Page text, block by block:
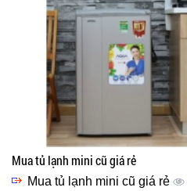
Mua tủ lạnh mini cũ giá rẻ
Mua tủ lạnh mini cũ giá rẻ